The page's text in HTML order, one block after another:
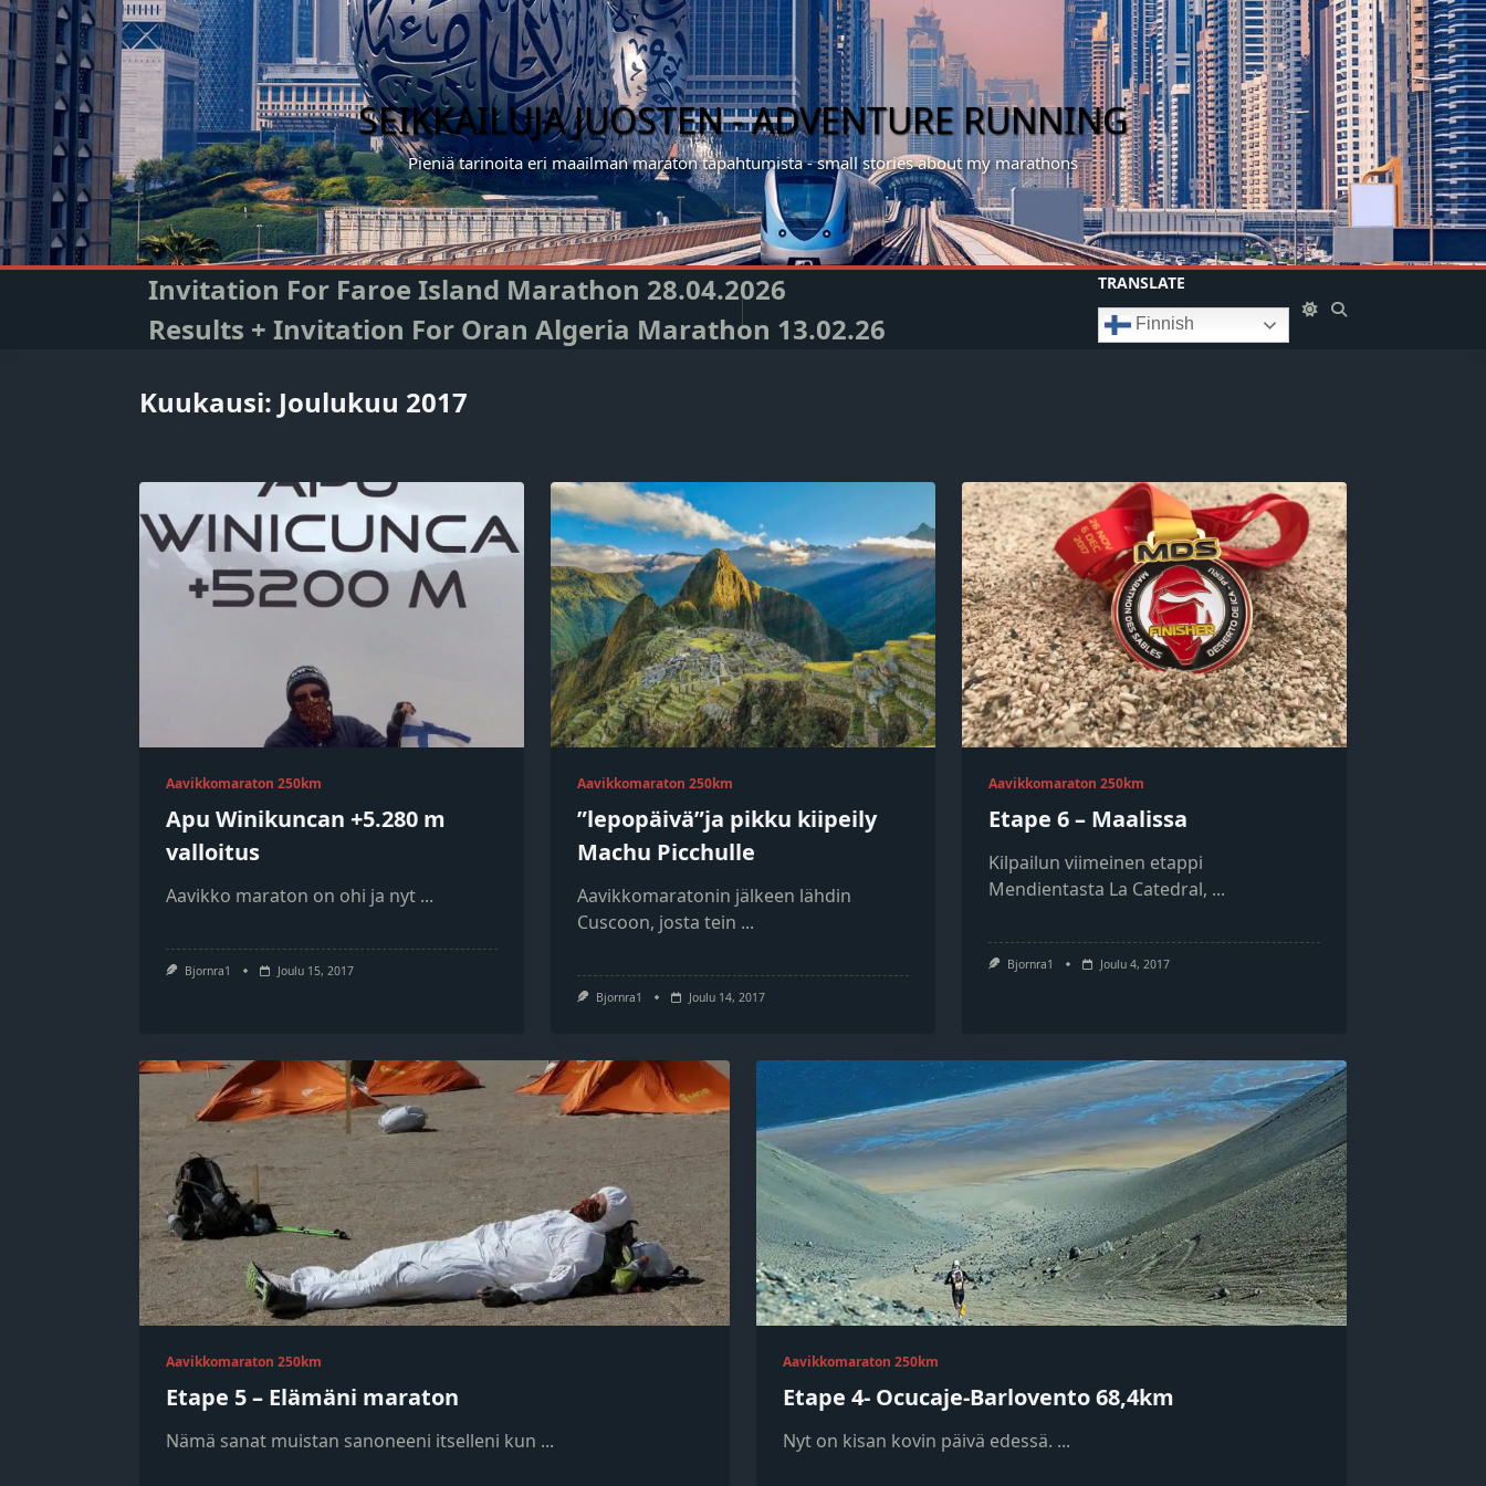
Skip
to
content
SEIKKAILUJA JUOSTEN - ADVENTURE RUNNING
Pieniä tarinoita eri maailman maraton tapahtumista - small stories about my marathons
Invitation For Faroe Island Marathon 28.04.2026
Results + Invitation For Oran Algeria Marathon 13.02.26
TRANSLATE
Finnish
Kuukausi: Joulukuu 2017
Aavikkomaraton 250km
Apu Winikuncan +5.280 m
valloitus
Aavikko maraton on ohi ja nyt ...
Bjornra1 Joulu 15, 2017
Aavikkomaraton 250km
”lepopäivä”ja pikku kiipeily
Machu Picchulle
Aavikkomaratonin jälkeen lähdin
Cuscoon, josta tein ...
Bjornra1 Joulu 14, 2017
Aavikkomaraton 250km
Etape 6 – Maalissa
Kilpailun viimeinen etappi
Mendientasta La Catedral, ...
Bjornra1 Joulu 4, 2017
Aavikkomaraton 250km
Etape 5 – Elämäni maraton
Nämä sanat muistan sanoneeni itselleni kun ...
Aavikkomaraton 250km
Etape 4- Ocucaje-Barlovento 68,4km
Nyt on kisan kovin päivä edessä. ...